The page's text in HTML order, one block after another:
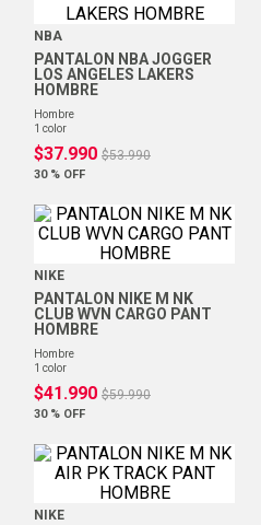
NBA
PANTALON NBA JOGGER
LOS ANGELES LAKERS
HOMBRE
hombre
1 color
$37.990 $53.990
30 % OFF
NIKE
PANTALON NIKE M NK
CLUB WVN CARGO PANT
HOMBRE
hombre
1 color
$41 .990 $59.990
30 % OFF
NIKE